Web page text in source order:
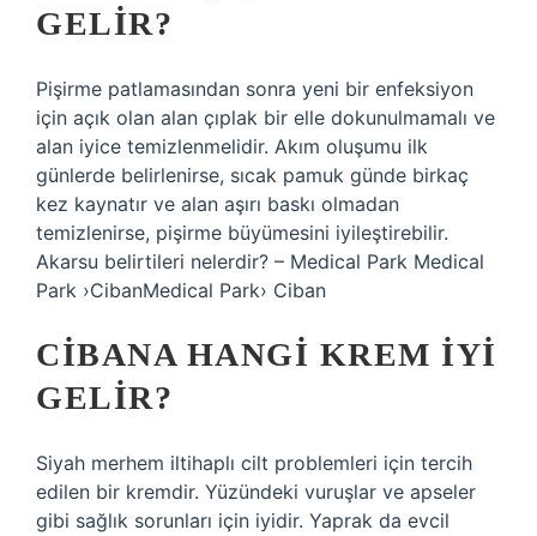
GELIR?
Pişirme patlamasından sonra yeni bir enfeksiyon
için açık olan alan çıplak bir elle dokunulmamalı ve
alan iyice temizlenmelidir. Akım oluşumu ilk
günlerde belirlenirse, sıcak pamuk günde birkaç
kez kaynatır ve alan aşırı baskı olmadan
temizlenirse, pişirme büyümesini iyileştirebilir.
Akarsu belirtileri nelerdir? – Medical Park Medical
Park ›CibanMedical Park› Ciban
CIBANA HANGI KREM IYI
GELIR?
Siyah merhem iltihaplı cilt problemleri için tercih
edilen bir kremdir. Yüzündeki vuruşlar ve apseler
gibi sağlık sorunları için iyidir. Yaprak da evcil